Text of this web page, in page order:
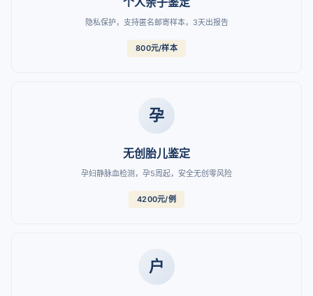
隐私保护，支持匿名邮寄样本，3天出报告
800元/样本
孕
无创胎儿鉴定
孕妇静脉血检测，孕5周起，安全无创零风险
4200元/例
户